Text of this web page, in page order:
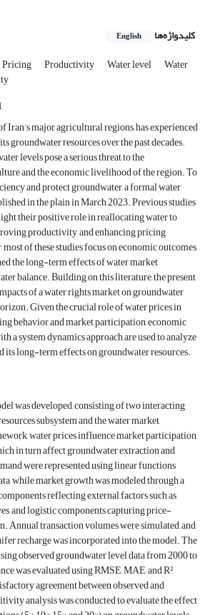
کلیدواژه‌ها English
Pricing Productivity Water level Water
Iran’s major agricultural regions, has experienced
groundwater resources over the past decades.
levels pose a serious threat to the
and the economic livelihood of the region. To
and protect groundwater, a formal water
in the plain in March 2023. Previous studies
their positive role in reallocating water to
productivity, and enhancing pricing
of these studies focus on economic outcomes,
the long-term effects of water market
balance. Building on this literature, the present
of a water rights market on groundwater
Given the crucial role of water prices in
behavior and market participation, economic
a system dynamics approach are used to analyze
long-term effects on groundwater resources.
was developed, consisting of two interacting
subsystem and the water market
water prices influence market participation
in turn affect groundwater extraction and
were represented using linear functions
while market growth was modeled through a
reflecting external factors such as
and logistic components capturing price-
Annual transaction volumes were simulated, and
recharge was incorporated into the model. The
observed groundwater level data from 2000 to
was evaluated using RMSE, MAE, and R²
agreement between observed and
analysis was conducted to evaluate the effect